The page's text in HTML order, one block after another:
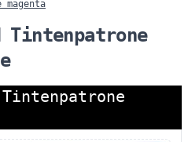
magenta
Tintenpatrone